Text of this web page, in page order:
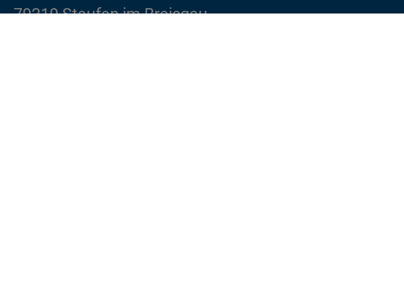
79219 Staufen im Breisgau